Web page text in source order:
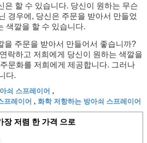
은 할 수 있습니다. 당신이 원하는 무슨
경우에, 당신은 주문을 받아서 만들었
색깔을 할 수 있습니다.
을 주문을 받아서 만들어서 좋습니까?
락하고 저희에게 당신이 원하는 색깔을
문화를 저희에게 제공합니다. 그러나
다.
쇠 스프레이어 ,
프레이어 , 화학 저항하는 방아쇠 스프레이어
장 저렴 한 가격 으로